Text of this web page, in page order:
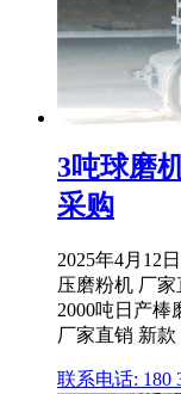
3吨球磨
采购
2025年4月12
压磨粉机 厂
2000吨日产棒
厂家直销 新款
联系电话: 180